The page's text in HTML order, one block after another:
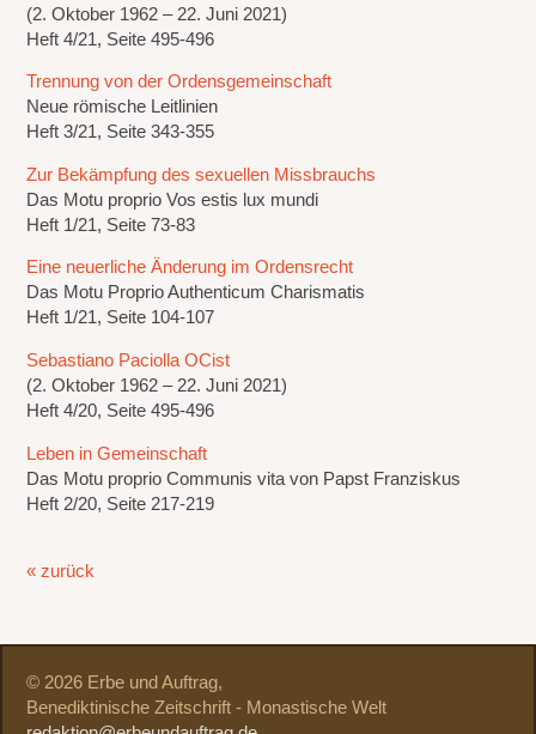
(2. Oktober 1962 – 22. Juni 2021)
Heft 4/21, Seite 495-496
Trennung von der Ordensgemeinschaft
Neue römische Leitlinien
Heft 3/21, Seite 343-355
Zur Bekämpfung des sexuellen Missbrauchs
Das Motu proprio Vos estis lux mundi
Heft 1/21, Seite 73-83
Eine neuerliche Änderung im Ordensrecht
Das Motu Proprio Authenticum Charismatis
Heft 1/21, Seite 104-107
Sebastiano Paciolla OCist
(2. Oktober 1962 – 22. Juni 2021)
Heft 4/20, Seite 495-496
Leben in Gemeinschaft
Das Motu proprio Communis vita von Papst Franziskus
Heft 2/20, Seite 217-219
« zurück
© 2026 Erbe und Auftrag,
Benediktinische Zeitschrift - Monastische Welt